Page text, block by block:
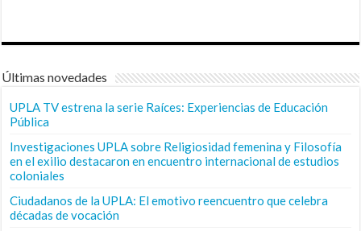
Últimas novedades
UPLA TV estrena la serie Raíces: Experiencias de Educación
Pública
Investigaciones UPLA sobre Religiosidad femenina y Filosofía
en el exilio destacaron en encuentro internacional de estudios
coloniales
Ciudadanos de la UPLA: El emotivo reencuentro que celebra
décadas de vocación